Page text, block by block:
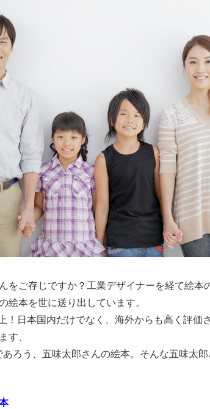
をご存じですか？工業デザイナーを経て絵本
絵本を世に送り出しています。
！日本国内だけでなく、海外からも高く評価
す、
あろう、五味太郎さんの絵本。そんな五味太